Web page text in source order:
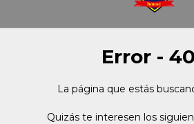
Error -
La página que estás
Quizás te interesen los